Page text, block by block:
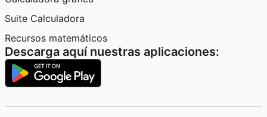
Suite Calculadora
Recursos matemáticos
Descarga aquí nuestras aplicaciones: